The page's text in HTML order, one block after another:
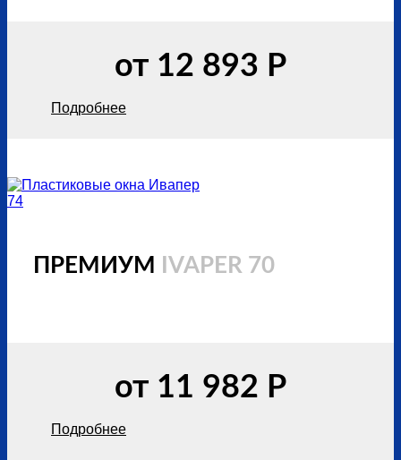
от 12 893 Р
Подробнее
ПРЕМИУМ IVAPER 70
от 11 982 Р
Подробнее